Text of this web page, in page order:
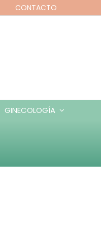
CONTACTO
GINECOLOGÍA